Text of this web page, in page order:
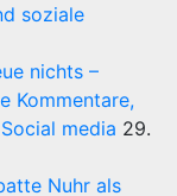
soziale
nichts –
Kommentare,
media 29.
Nuhr als